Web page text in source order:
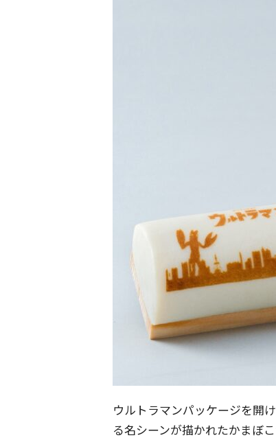
ウルトラマンパッケージを開
る名シーンが描かれたかまぼ